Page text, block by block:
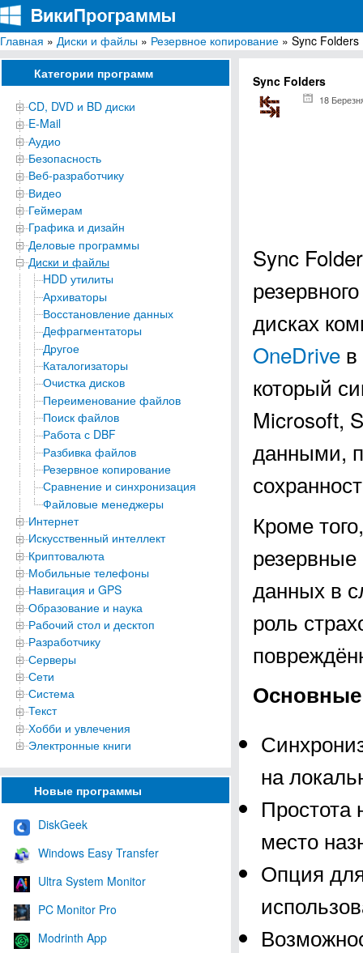
ВикиПрограммы
Энциклопедия бесплатных компьютерных программ для Windows
Главная » Диски и файлы » Резервное копирование » Sync Folders
Категории программ
CD, DVD и BD диски
E-Mail
Аудио
Безопасность
Веб-разработчику
Видео
Геймерам
Графика и дизайн
Деловые программы
Диски и файлы
HDD утилиты
Архиваторы
Восстановление данных
Дефрагментаторы
Другое
Каталогизаторы
Очистка дисков
Переименование файлов
Поиск файлов
Работа с DBF
Разбивка файлов
Резервное копирование
Сравнение и синхронизация
Файловые менеджеры
Интернет
Искусственный интеллект
Криптовалюта
Мобильные телефоны
Навигация и GPS
Образование и наука
Рабочий стол и десктоп
Разработчику
Серверы
Сети
Система
Текст
Хобби и увлечения
Электронные книги
Новые программы
DiskGeek
Windows Easy Transfer
Ultra System Monitor
PC Monitor Pro
Modrinth App
Sync Folders
18
Sync
дисках
OneDrive
который
Microsoft,
данными,
Кроме
данных в
роль
на
Простота
место
Опция